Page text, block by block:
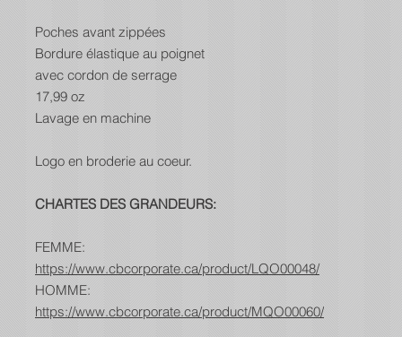
Poches avant zippées
Bordure élastique au poignet
avec cordon de serrage
17,99 oz
Lavage en machine
Logo en broderie au coeur.
CHARTES DES GRANDEURS:
FEMME:
https://www.cbcorporate.ca/product/LQO00048/
HOMME:
https://www.cbcorporate.ca/product/MQO00060/